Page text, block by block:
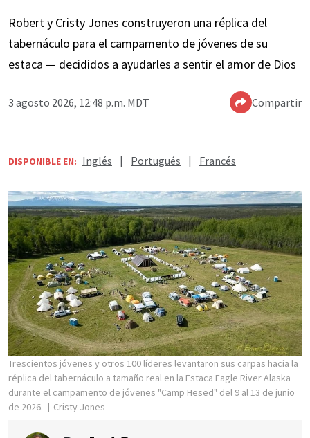
Robert y Cristy Jones construyeron una réplica del
tabernáculo para el campamento de jóvenes de su
estaca — decididos a ayudarles a sentir el amor de Dios
3 agosto 2026, 12:48 p.m. MDT Compartir
DISPONIBLE EN: Inglés | Portugués | Francés
Trescientos jóvenes y otros 100 líderes levantaron sus carpas hacia la
réplica del tabernáculo a tamaño real en la Estaca Eagle River Alaska
durante el campamento de jóvenes "Camp Hesed" del 9 al 13 de junio
de 2026.
Cristy Jones